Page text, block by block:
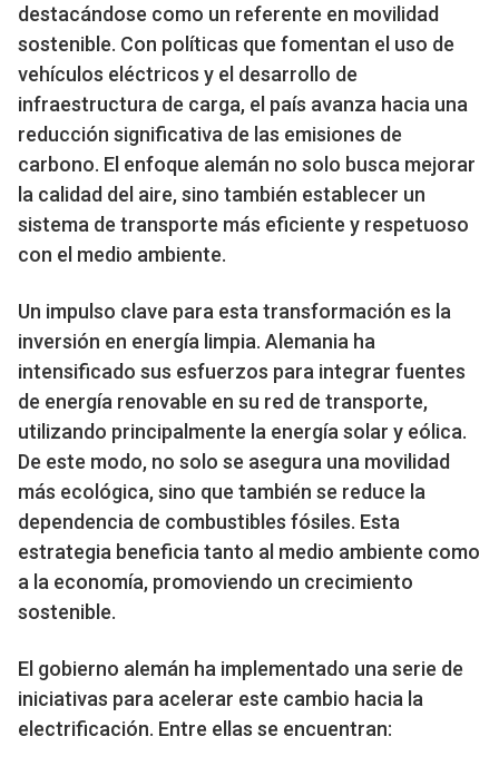
destacándose como un referente en movilidad
sostenible. Con políticas que fomentan el uso de
vehículos eléctricos y el desarrollo de
infraestructura de carga, el país avanza hacia una
reducción significativa de las emisiones de
carbono. El enfoque alemán no solo busca mejorar
la calidad del aire, sino también establecer un
sistema de transporte más eficiente y respetuoso
con el medio ambiente.
Un impulso clave para esta transformación es la
inversión en energía limpia. Alemania ha
intensificado sus esfuerzos para integrar fuentes
de energía renovable en su red de transporte,
utilizando principalmente la energía solar y eólica.
De este modo, no solo se asegura una movilidad
más ecológica, sino que también se reduce la
dependencia de combustibles fósiles. Esta
estrategia beneficia tanto al medio ambiente como
a la economía, promoviendo un crecimiento
sostenible.
El gobierno alemán ha implementado una serie de
iniciativas para acelerar este cambio hacia la
electrificación. Entre ellas se encuentran: